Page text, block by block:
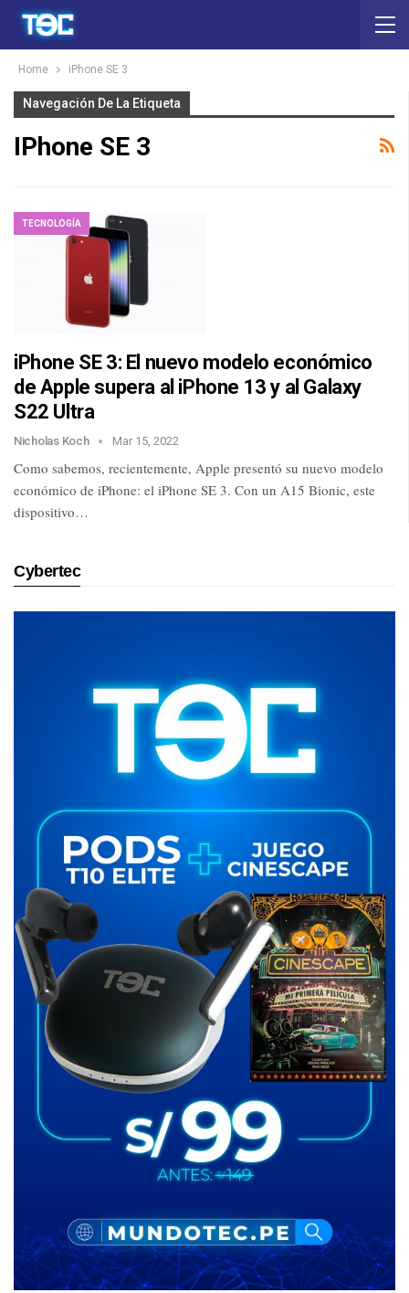
Home iPhone SE 3
Navegación De La Etiqueta
IPhone SE 3
TECNOLOGÍA
iPhone SE 3: El nuevo modelo económico
de Apple supera al iPhone 13 y al Galaxy
S22 Ultra
Nicholas Koch Mar 15, 2022
Como sabemos, recientemente, Apple presentó su nuevo modelo
económico de iPhone: el iPhone SE 3. Con un A15 Bionic, este
dispositivo…
Cybertec